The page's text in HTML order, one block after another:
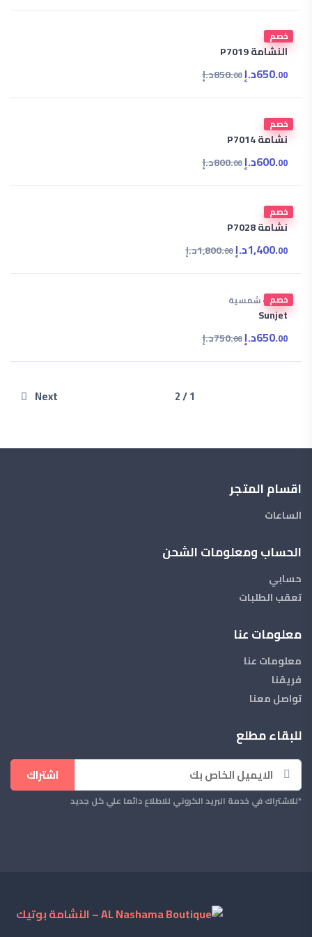
خصم
صندل
النشامة P7019
650.00 د.إ 850.00 د.إ
خصم
صندل
نشامة P7014
600.00 د.إ 800.00 د.إ
خصم
صندل
نشامة P7028
1,400.00 د.إ 1,800.00 د.إ
خصم
نظارات شمسية
Sunjet
650.00 د.إ 750.00 د.إ
1 / 2
Next
اقسام المتجر
الساعات
الحساب ومعلومات الشحن
حسابي
تعقب الطلبات
معلومات عنا
معلومات عنا
فريقنا
تواصل معنا
للبقاء مطلع
اشتراك
*للاشتراك في خدمة البريد الكروني للاطلاع دائما علي كل جديد